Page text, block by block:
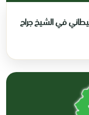
في الشيخ جراح